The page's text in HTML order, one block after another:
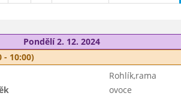
Pondělí 2. 12. 2024
- 10:00)
Rohlík,rama
ovoce